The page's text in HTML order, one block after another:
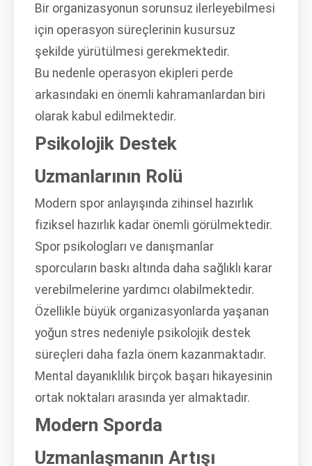
Bir organizasyonun sorunsuz ilerleyebilmesi
için operasyon süreçlerinin kusursuz
şekilde yürütülmesi gerekmektedir.
Bu nedenle operasyon ekipleri perde
arkasındaki en önemli kahramanlardan biri
olarak kabul edilmektedir.
Psikolojik Destek
Uzmanlarının Rolü
Modern spor anlayışında zihinsel hazırlık
fiziksel hazırlık kadar önemli görülmektedir.
Spor psikologları ve danışmanlar
sporcuların baskı altında daha sağlıklı karar
verebilmelerine yardımcı olabilmektedir.
Özellikle büyük organizasyonlarda yaşanan
yoğun stres nedeniyle psikolojik destek
süreçleri daha fazla önem kazanmaktadır.
Mental dayanıklılık birçok başarı hikayesinin
ortak noktaları arasında yer almaktadır.
Modern Sporda
Uzmanlaşmanın Artışı